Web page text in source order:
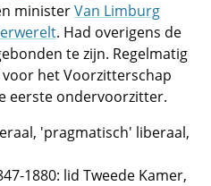
ministerVan Limburg
. Had overigens de
te zijn. Regelmatig
het Voorzitterschap
eerste ondervoorzitter.
'pragmatisch' liberaal,
1880: lid Tweede Kamer,